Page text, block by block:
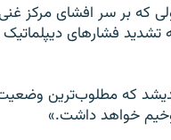
که بر سر افشای مرکز
تشدید فشارهای
که مطلوب‌ترین
خواهد داشت.»